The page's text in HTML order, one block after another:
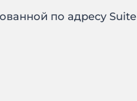
по адресу Suite